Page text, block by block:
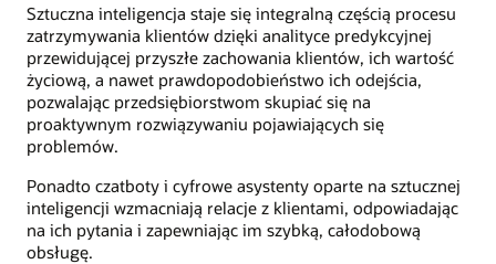
Sztuczna inteligencja staje się integralną częścią procesu
zatrzymywania klientów dzięki analityce predykcyjnej
przewidującej przyszłe zachowania klientów, ich wartość
życiową, a nawet prawdopodobieństwo ich odejścia,
pozwalając przedsiębiorstwom skupiać się na
proaktywnym rozwiązywaniu pojawiających się
problemów.
Ponadto czatboty i cyfrowe asystenty oparte na sztucznej
inteligencji wzmacniają relacje z klientami, odpowiadając
na ich pytania i zapewniając im szybką, całodobową
obsługę.